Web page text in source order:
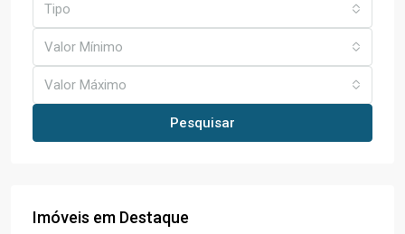
Tipo
Valor Mínimo
Valor Máximo
Pesquisar
Imóveis em Destaque